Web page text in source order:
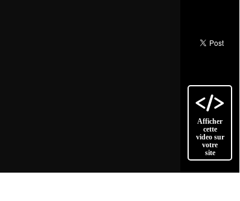
Afficher
cette
video sur
votre
site